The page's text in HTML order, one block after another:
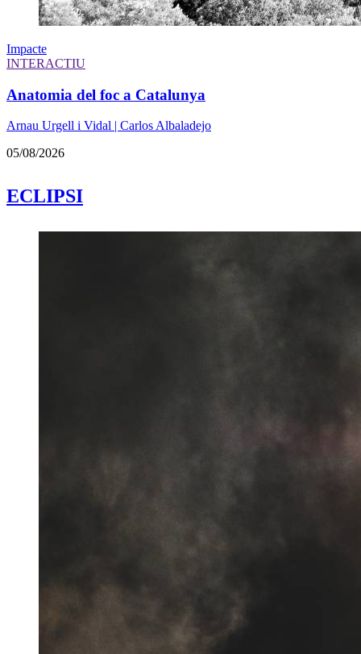
Impacte
INTERACTIU
Anatomia del foc a Catalunya
Arnau Urgell i Vidal | Carlos Albaladejo
05/08/2026
ECLIPSI